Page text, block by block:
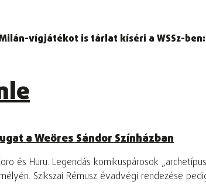
vígjátékot is tárlat kíséri a WSSz-
a Weöres Sándor Színházban
és Huru. Legendás komikuspárosok
Szikszai Rémusz évadvégi rendezése